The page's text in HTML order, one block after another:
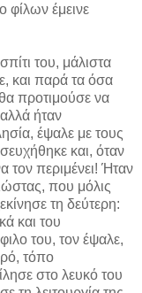
φίλων έμεινε
του, μάλιστα
και παρά τα όσα
προτιμούσε να
ήταν
έψαλε με τους
και, όταν
τον περιμένει! Ήταν
που μόλις
τη δεύτερη:
και του
του, τον έψαλε,
τόπο
στο λευκό του